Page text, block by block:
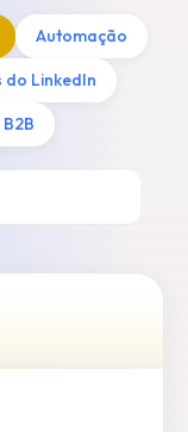
Automação
LinkedIn